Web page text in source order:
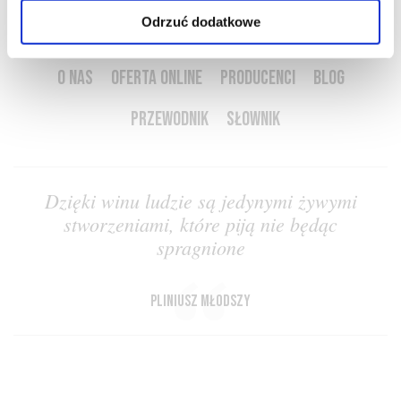
Odrzuć dodatkowe
O NAS OFERTA ONLINE PRODUCENCI
BLOG
PRZEWODNIK
SŁOWNIK
Dzięki winu ludzie są jedynymi żywymi
stworzeniami, które piją nie będąc
spragnione
Pliniusz Młodszy